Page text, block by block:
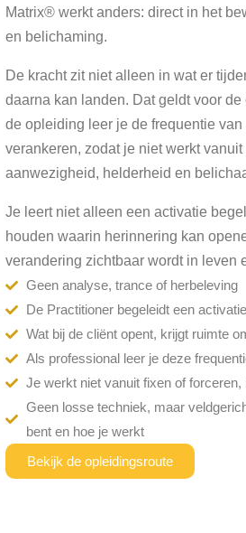
Matrix® werkt anders: direct in het
en belichaming.
De kracht zit niet alleen in wat er
daarna kan landen. Dat geldt voor
de opleiding leer je de frequentie
verankeren, zodat je niet werkt
aanwezigheid, helderheid en
Je leert niet alleen een activatie
houden waarin herinnering kan
verandering zichtbaar wordt in leven
Geen analyse, trance of herbeleving
De Practitioner begeleidt een
Wat bij de cliënt opent, krijgt ruimte
Als professional leer je deze
Je werkt niet vanuit fixen of
Geen losse techniek, maar
bent en hoe je werkt
Bekijk de opleidingsroute